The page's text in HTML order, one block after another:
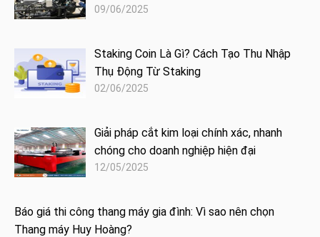
09/06/2025
Staking Coin Là Gì? Cách Tạo Thu Nhập
Thụ Động Từ Staking
02/06/2025
Giải pháp cắt kim loại chính xác, nhanh
chóng cho doanh nghiệp hiện đại
12/05/2025
Báo giá thi công thang máy gia đình: Vì sao nên chọn
Thang máy Huy Hoàng?